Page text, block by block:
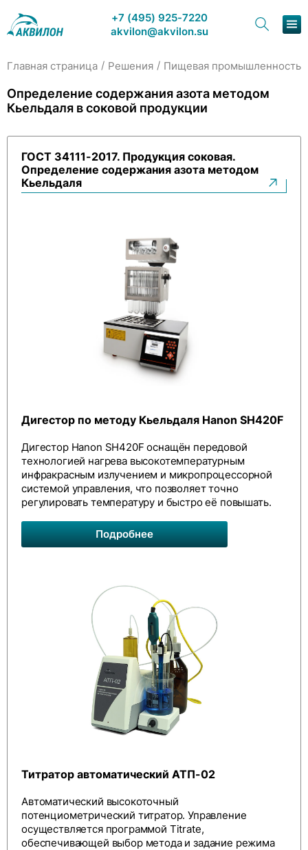
+7 (495) 925-7220
akvilon@akvilon.su
Главная страница / Решения / Пищевая промышленность
Определение содержания азота методом
Кьельдаля в соковой продукции
ГОСТ 34111-2017. Продукция соковая.
Определение содержания азота методом
Кьельдаля
Дигестор по методу Кьельдаля Hanon SH420F
Дигестор Hanon SH420F оснащён передовой
технологией нагрева высокотемпературным
инфракрасным излучением и микропроцессорной
системой управления, что позволяет точно
регулировать температуру и быстро её повышать.
Подробнее
Титратор автоматический АТП-02
Автоматический высокоточный
потенциометрический титратор. Управление
осуществляется программой Titrate,
обеспечивающей выбор метода и задание режима